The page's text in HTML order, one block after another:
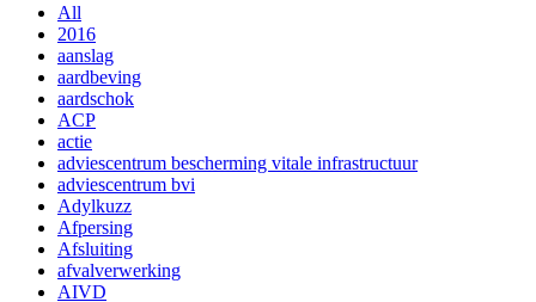
All
2016
aanslag
aardbeving
aardschok
ACP
actie
adviescentrum bescherming vitale infrastructuur
adviescentrum bvi
Adylkuzz
Afpersing
Afsluiting
afvalverwerking
AIVD